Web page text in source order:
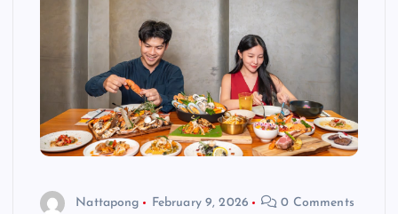
Nattapong February 9, 2026 0 Comments